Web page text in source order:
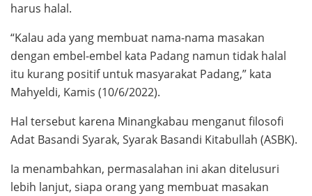
harus halal.
“Kalau ada yang membuat nama-nama masakan
dengan embel-embel kata Padang namun tidak halal
itu kurang positif untuk masyarakat Padang,” kata
Mahyeldi, Kamis (10/6/2022).
Hal tersebut karena Minangkabau menganut filosofi
Adat Basandi Syarak, Syarak Basandi Kitabullah (ASBK).
Ia menambahkan, permasalahan ini akan ditelusuri
lebih lanjut, siapa orang yang membuat masakan